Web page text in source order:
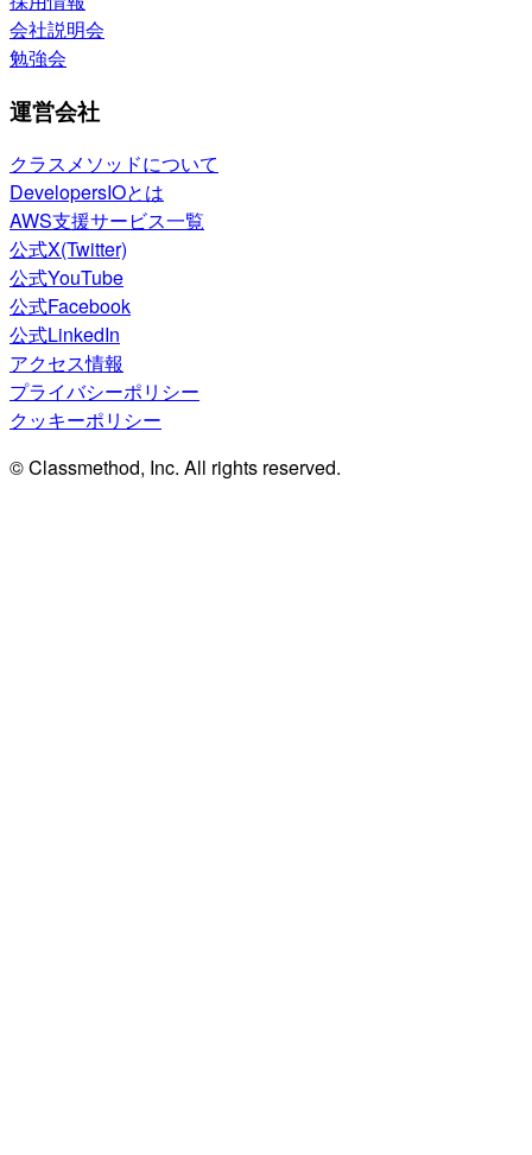
会社説明会
勉強会
運営会社
クラスメソッドについて
DevelopersIOとは
AWS支援サービス一覧
公式X(Twitter)
公式YouTube
公式Facebook
公式LinkedIn
アクセス情報
プライバシーポリシー
クッキーポリシー
© Classmethod, Inc. All rights reserved.